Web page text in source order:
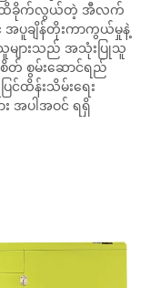
ာ ထိခိုက်လွယ်တဲ့ အီလက်
အပူချိန်တိုးကာကွယ်မှုနဲ့
သူများသည် အသုံးပြုသူ
စိတ် စွမ်းဆောင်ရည်
ြင်ထိန်းသိမ်းရေး
း အပါအဝင် ရရှိ